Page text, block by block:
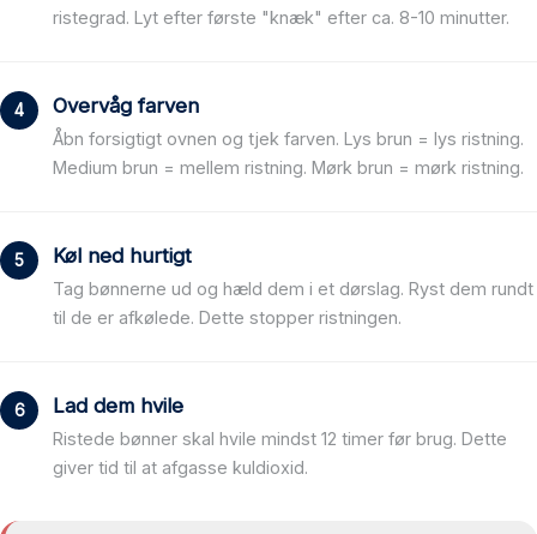
ristegrad. Lyt efter første "knæk" efter ca. 8-10 minutter.
Overvåg farven
Åbn forsigtigt ovnen og tjek farven. Lys brun = lys ristning.
Medium brun = mellem ristning. Mørk brun = mørk ristning.
Køl ned hurtigt
Tag bønnerne ud og hæld dem i et dørslag. Ryst dem rundt
til de er afkølede. Dette stopper ristningen.
Lad dem hvile
Ristede bønner skal hvile mindst 12 timer før brug. Dette
giver tid til at afgasse kuldioxid.